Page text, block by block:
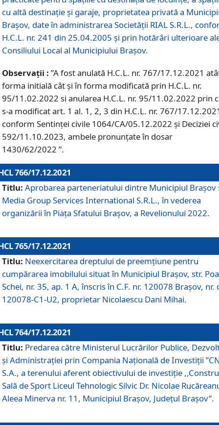
cu altă destinaţie şi garaje, proprietatea privată a
Braşov, date în administrarea Societăţii RIAL S.R.L.,
H.C.L. nr. 241 din 25.04.2005 și prin hotărâri ulterioare
Consiliului Local al Municipiului Braşov.
Observații : ”A fost anulată H.C.L. nr. 767/17.12.2021
forma initială cât și în forma modificată prin H.C.L. nr.
95/11.02.2022 si anularea H.C.L. nr. 95/11.02.2022 prin
s-a modificat art. 1 al. 1, 2, 3 din H.C.L. nr. 767/
conform Sentinței civile 1064/CA/05.12.2022 și Deciziei
592/11.10.2023, ambele pronunțate în dosar
1430/62/2022 ”.
766/17.12.2021
Titlu: Aprobarea parteneriatului dintre Municipiul Brașov
Media Group Services International S.R.L., în vederea
organizării în Piața Sfatului Brașov, a Revelionului 2022.
765/17.12.2021
Titlu: Neexercitarea dreptului de preemţiune pentru
cumpărarea imobilului situat în Municipiul Braşov, str.
Schei, nr. 35, ap. 1 A, înscris în C.F. nr. 120078 Brașov, nr.
120078-C1-U2, proprietar Nicolaescu Dani Mihai.
764/17.12.2021
Titlu: Predarea către Ministerul Lucrărilor Publice,
și Administrației prin Compania Naţională de Investiţii
S.A., a terenului aferent obiectivului de investiţie
Sală de Sport Liceul Tehnologic Silvic Dr. Nicolae
Aleea Minerva nr. 11, Municipiul Brașov, Județul Brașov”.